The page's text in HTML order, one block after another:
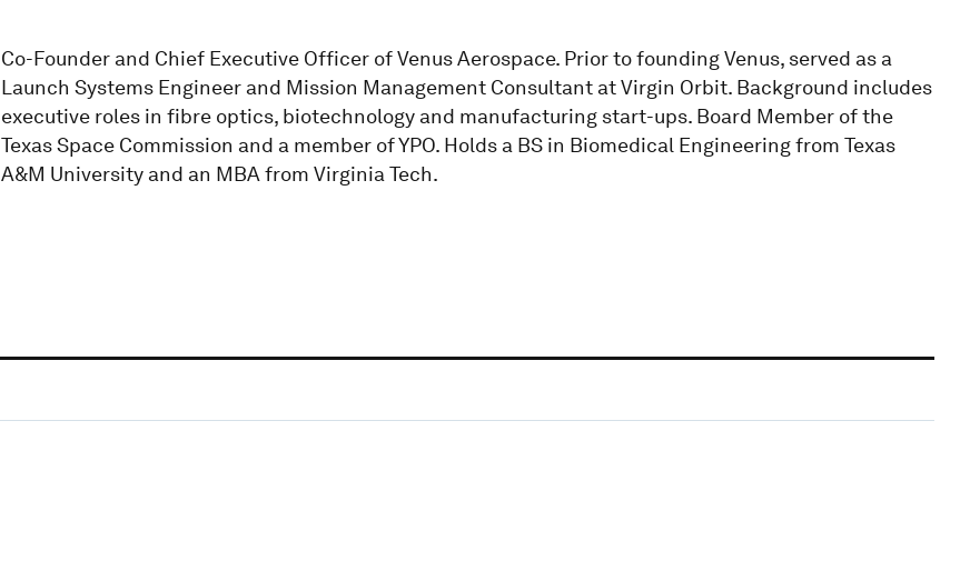
Co-Founder and Chief Executive Officer of Venus Aerospace. Prior to founding Venus, served as a
Launch Systems Engineer and Mission Management Consultant at Virgin Orbit. Background includes
executive roles in fibre optics, biotechnology and manufacturing start-ups. Board Member of the
Texas Space Commission and a member of YPO. Holds a BS in Biomedical Engineering from Texas
A&M University and an MBA from Virginia Tech.